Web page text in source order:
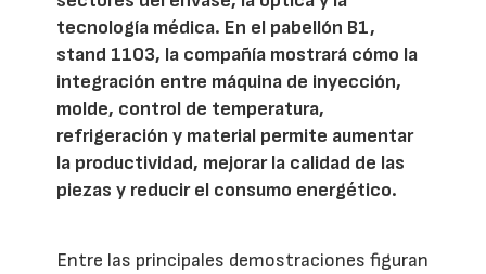
tecnología médica. En el pabellón B1,
stand 1103, la compañía mostrará cómo la
integración entre máquina de inyección,
molde, control de temperatura,
refrigeración y material permite aumentar
la productividad, mejorar la calidad de las
piezas y reducir el consumo energético.
Entre las principales demostraciones figuran